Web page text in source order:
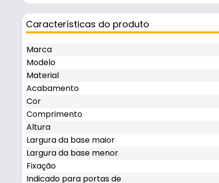
Características do produto
Marca
Modelo
Material
Acabamento
Cor
Comprimento
Altura
Largura da base maior
Largura da base menor
Fixação
Indicado para portas de